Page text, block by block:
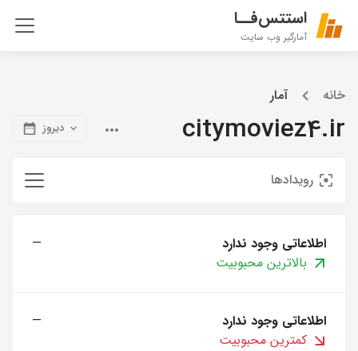
استتس‌فــا
آمارگیر وب سایت
خانه آمار
citymoviez4.ir دیروز
رویدادها
اطلاعاتی وجود ندارد
—
بالاترین محبوبیت
اطلاعاتی وجود ندارد
—
کمترین محبوبیت